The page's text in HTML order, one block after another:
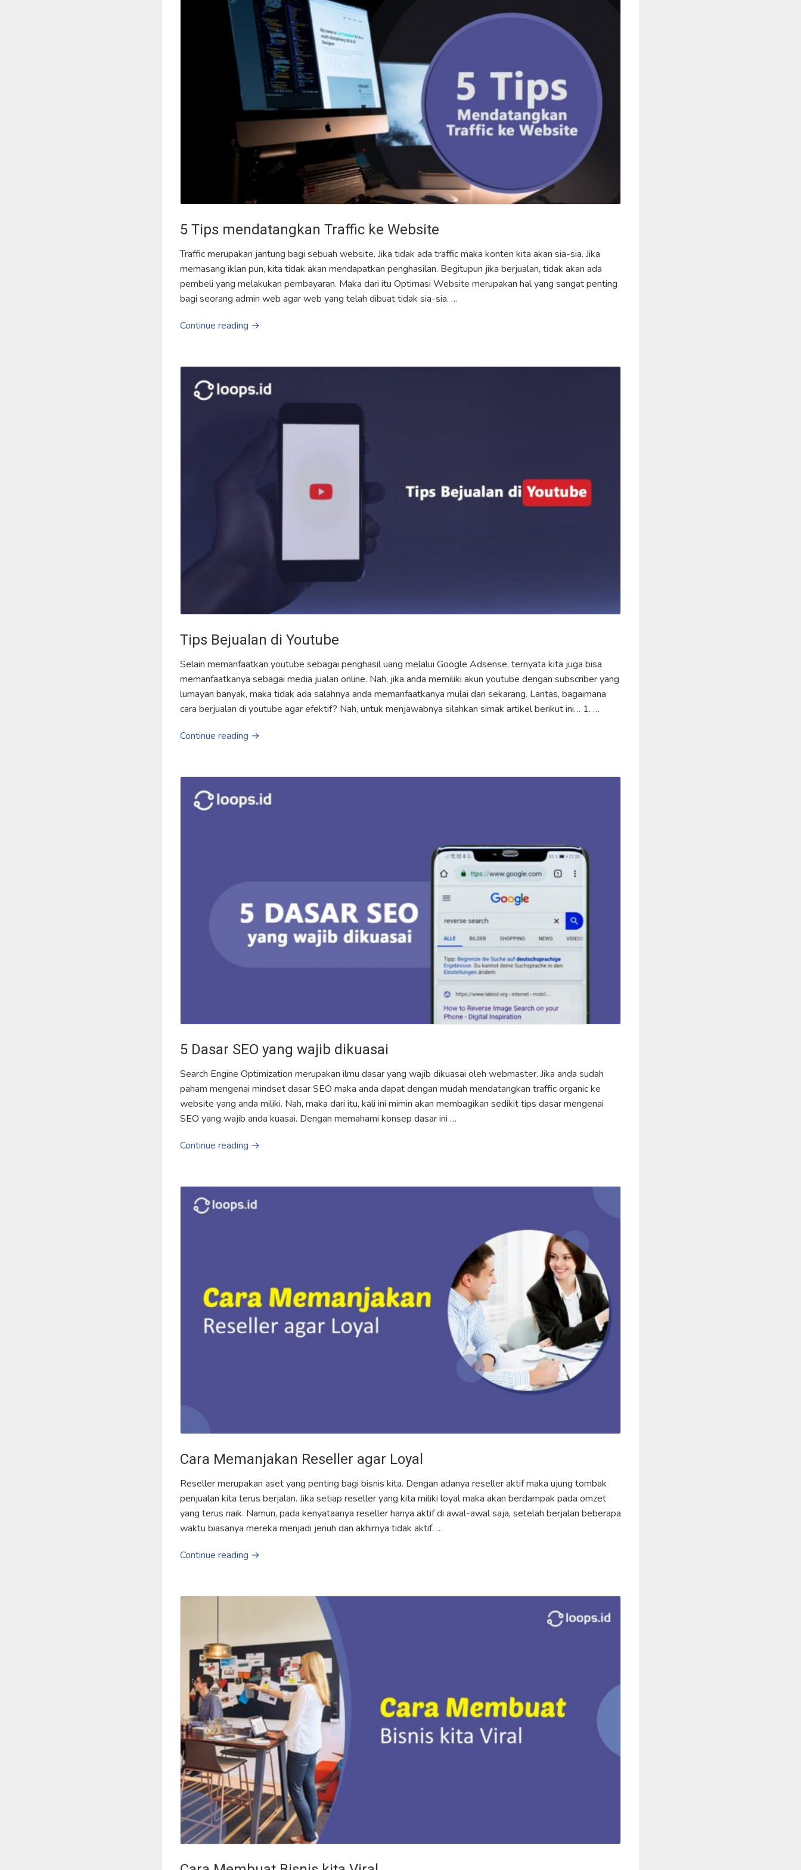
5 Tips mendatangkan Traffic ke Website
Traffic merupakan jantung bagi sebuah website. Jika tidak ada traffic maka konten kita akan sia-sia. Jika
memasang iklan pun, kita tidak akan mendapatkan penghasilan. Begitupun jika berjualan, tidak akan ada
pembeli yang melakukan pembayaran. Maka dari itu Optimasi Website merupakan hal yang sangat penting
bagi seorang admin web agar web yang telah dibuat tidak sia-sia. …
Continue reading →
Tips Bejualan di Youtube
Selain memanfaatkan youtube sebagai penghasil uang melalui Google Adsense, ternyata kita juga bisa
memanfaatkanya sebagai media jualan online. Nah, jika anda memiliki akun youtube dengan subscriber yang
lumayan banyak, maka tidak ada salahnya anda memanfaatkanya mulai dari sekarang. Lantas, bagaimana
cara berjualan di youtube agar efektif? Nah, untuk menjawabnya silahkan simak artikel berikut ini… 1. …
Continue reading →
5 Dasar SEO yang wajib dikuasai
Search Engine Optimization merupakan ilmu dasar yang wajib dikuasai oleh webmaster. Jika anda sudah
paham mengenai mindset dasar SEO maka anda dapat dengan mudah mendatangkan traffic organic ke
website yang anda miliki. Nah, maka dari itu, kali ini mimin akan membagikan sedikit tips dasar mengenai
SEO yang wajib anda kuasai. Dengan memahami konsep dasar ini …
Continue reading →
Cara Memanjakan Reseller agar Loyal
Reseller merupakan aset yang penting bagi bisnis kita. Dengan adanya reseller aktif maka ujung tombak
penjualan kita terus berjalan. Jika setiap reseller yang kita miliki loyal maka akan berdampak pada omzet
yang terus naik. Namun, pada kenyataanya reseller hanya aktif di awal-awal saja, setelah berjalan beberapa
waktu biasanya mereka menjadi jenuh dan akhirnya tidak aktif. …
Continue reading →